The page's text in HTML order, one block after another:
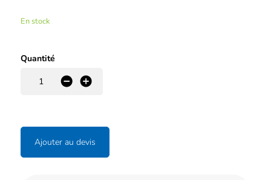
En stock
Quantité
+
-
Ajouter au devis